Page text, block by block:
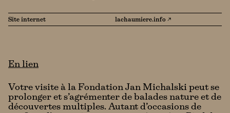
Site internet lachaumiere.info ↗
En lien
Votre visite à la Fondation Jan Michalski peut se
prolonger et s’agrémenter de balades nature et de
découvertes multiples. Autant d’occasions de